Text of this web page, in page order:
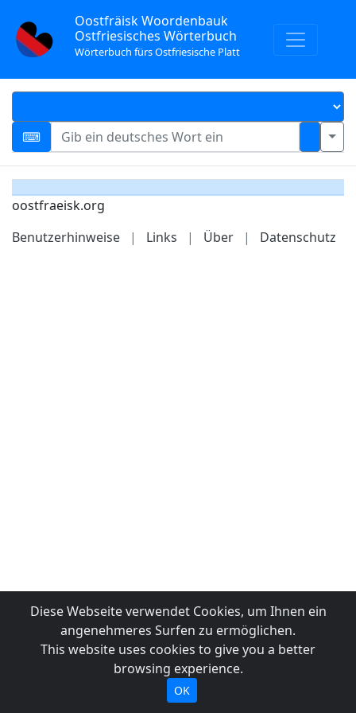
Oostfräisk Woordenbauk
Ostfriesisches Wörterbuch
Wörterbuch fürs Ostfriesische Platt
oostfraeisk.org
Benutzerhinweise
| Links | Über | Datenschutz
Diese Webseite verwendet Cookies, um Ihnen ein
angenehmeres Surfen zu ermöglichen.
This website uses cookies to give you a better
browsing experience.
OK